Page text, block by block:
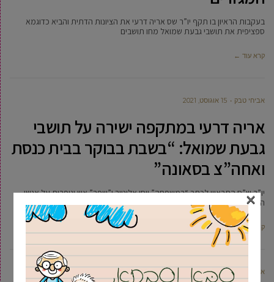
בעקבות הראיון בו תקף יו”ר שס אריה דרעי את הציונות הדתית והביא כדוגמא
ספציפית את תושבי גבעת שמואל מחו תושבים
קרא עוד ←
אביחי טבק 15 אוגוסט, 2021
אריה דרעי במתקפה ישירה על תושבי
גבעת שמואל: “בשבת בבוקר בבית כנסת
ואחה”צ בסאונה”
יו”ר ש”ס התראיין לכתב “במשפחה” יוסי אליטוב ו”שפך” אש וגופרית על אנשי
הציונות הדתית, וכדוגמא העלה על המוקד את תושבי
קרא עוד ←
אביעד ברטוב 5 אוגוסט, 2021
×